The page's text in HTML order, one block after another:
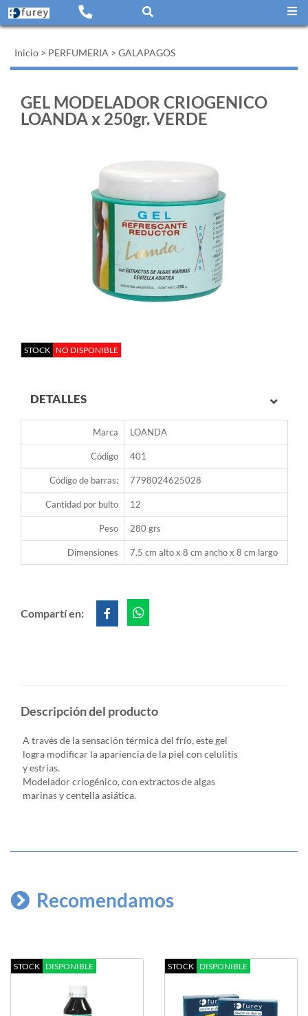
Inicio > PERFUMERIA > GALAPAGOS
GEL MODELADOR CRIOGENICO
LOANDA x 250gr. VERDE
STOCK NO DISPONIBLE
DETALLES
Marca LOANDA
Código 401
Código de barras: 7798024625028
Cantidad por bulto 12
Peso 280 grs
Dimensiones 7.5 cm alto x 8 cm ancho x 8 cm largo
Compartí en:
Descripción del producto
A través de la sensación térmica del frío, este gel
logra modificar la apariencia de la piel con celulitis
y estrías.
Modelador criogénico, con extractos de algas
marinas y centella asiática.
Recomendamos
STOCK DISPONIBLE STOCK DISPONIBLE